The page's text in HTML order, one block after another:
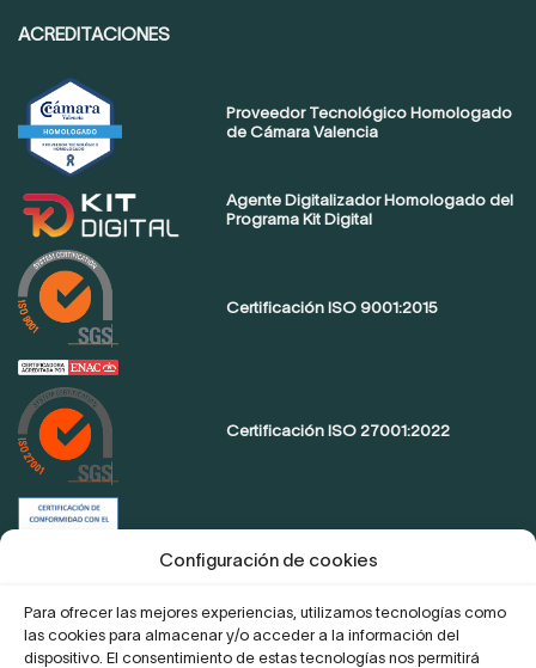
Configuración de cookies
Para ofrecer las mejores experiencias, utilizamos tecnologías como
las cookies para almacenar y/o acceder a la información del
dispositivo. El consentimiento de estas tecnologías nos permitirá
ACREDITACIONES
Proveedor Tecnológico Homologado
de Cámara Valencia
Agente Digitalizador Homologado del
Programa Kit Digital
Certificación ISO 9001:2015
Certificación ISO 27001:2022
ENS
Proyecto Digitaliza Teletrabajo